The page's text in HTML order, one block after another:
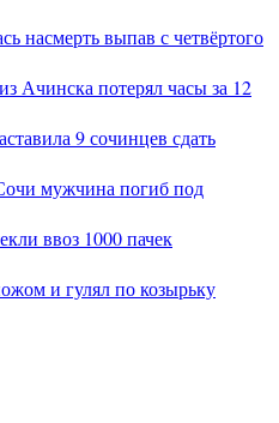
насмерть выпав с четвёртого
Ачинска потерял часы за 12
9 сочинцев сдать
мужчина погиб под
ввоз 1000 пачек
и гулял по козырьку